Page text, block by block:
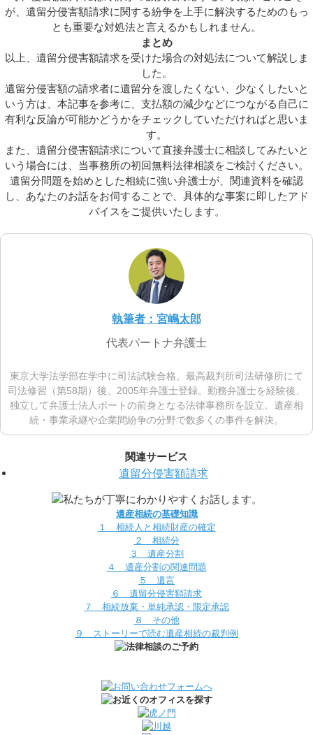
が、遺留分侵害額請求に関する紛争を上手に解決するためのもっ
とも重要な対処法と言えるかもしれません。
まとめ
以上、遺留分侵害額請求を受けた場合の対処法について解説しま
した。
遺留分侵害額の請求者に遺留分を渡したくない、少なくしたいと
いう方は、本記事を参考に、支払額の減少などにつながる自己に
有利な反論が可能かどうかをチェックしていただければと思いま
す。
また、遺留分侵害額請求について直接弁護士に相談してみたいと
いう場合には、当事務所の初回無料法律相談をご検討ください。
遺留分問題を始めとした相続に強い弁護士が、関連資料を確認
し、あなたのお話をお伺することで、具体的な事案に即したアド
バイスをご提供いたします。
執筆者：宮嶋太郎
代表パートナ弁護士
東京大学法学部在学中に司法試験合格。最高裁判所司法研修所にて
司法修習（第58期）後、2005年弁護士登録。勤務弁護士を経験後、
独立して弁護士法人ポートの前身となる法律事務所を設立。遺産相
続・事業承継や企業間紛争の分野で数多くの事件を解決。
関連サービス
遺留分侵害額請求
遺産相続の基礎知識
１ 相続人と相続財産の確定
２ 相続分
３ 遺産分割
４ 遺産分割の関連問題
５ 遺言
６ 遺留分侵害額請求
７ 相続放棄・単純承認・限定承認
８ その他
９ ストーリーで読む遺産相続の裁判例